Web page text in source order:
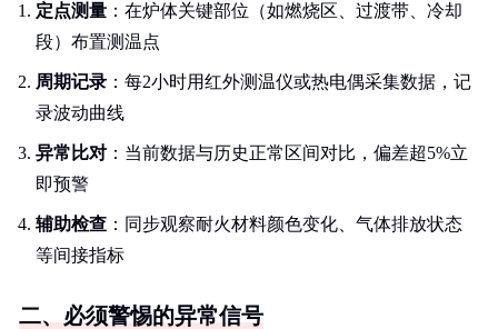
定点测量 ：在炉体关键部位（如燃烧区、过渡带、冷却
段）布置测温点
周期记录 ：每2小时用红外测温仪或热电偶采集数据，记
录波动曲线
异常比对 ：当前数据与历史正常区间对比，偏差超5%立
即预警
辅助检查 ：同步观察耐火材料颜色变化、气体排放状态
等间接指标
二、必须警惕的异常信号